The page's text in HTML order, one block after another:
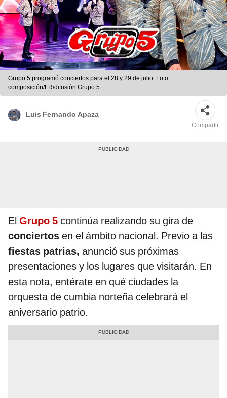
Grupo 5 programó conciertos para el 28 y 29 de julio. Foto:
composición/LR/difusión Grupo 5
Luis Fernando Apaza
Compartir
El Grupo 5 continúa realizando su gira de
conciertos en el ámbito nacional. Previo a las
fiestas patrias, anunció sus próximas
presentaciones y los lugares que visitarán. En
esta nota, entérate en qué ciudades la
orquesta de cumbia norteña celebrará el
aniversario patrio.